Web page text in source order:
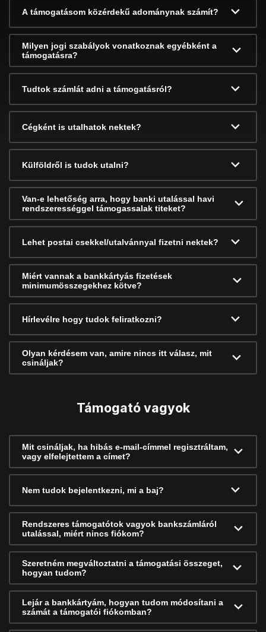
A támogatásom közérdekű adománynak számít?
Milyen jogi szabályok vonatkoznak egyébként a
támogatásra?
Tudtok számlát adni a támogatásról?
Cégként is utalhatok nektek?
Külföldről is tudok utalni?
Van-e lehetőség arra, hogy banki utalással havi
rendszerességgel támogassalak titeket?
Lehet postai csekkel/utalvánnyal fizetni nektek?
Miért vannak a bankkártyás fizetések
minimumösszegekhez kötve?
Hírlevélre hogy tudok feliratkozni?
Olyan kérdésem van, amire nincs itt válasz, mit
csináljak?
Támogató vagyok
Mit csináljak, ha hibás e-mail-címmel regisztráltam,
vagy elfelejtettem a címet?
Nem tudok bejelentkezni, mi a baj?
Rendszeres támogatótok vagyok bankszámláról
utalással, miért nincs fiókom?
Szeretném megváltoztatni a támogatási összeget,
hogyan tudom?
Lejár a bankkártyám, hogyan tudom módosítani a
számát a támogatói fiókomban?